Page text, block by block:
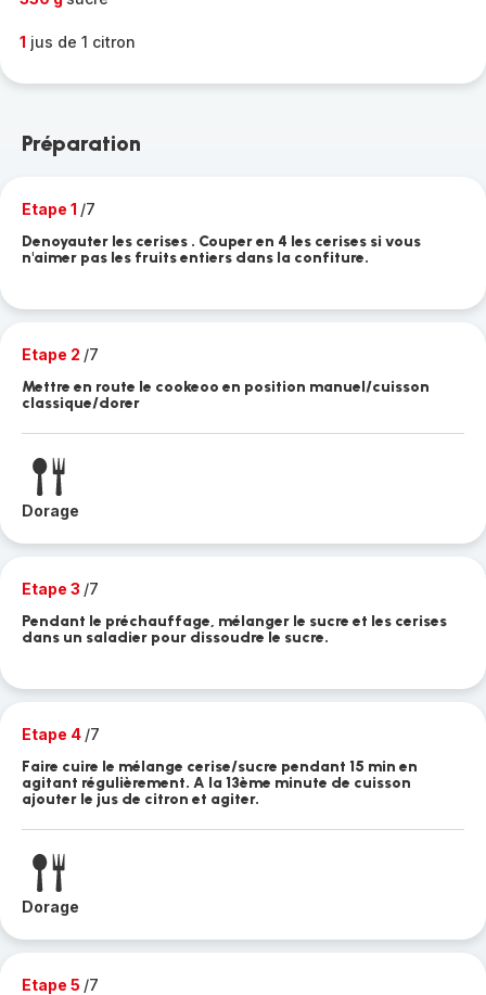
1 jus de 1 citron
Préparation
Etape 1 /7
Denoyauter les cerises . Couper en 4 les cerises si vous
n'aimer pas les fruits entiers dans la confiture.
Etape 2 /7
Mettre en route le cookeoo en position manuel/cuisson
classique/dorer
Dorage
Etape 3 /7
Pendant le préchauffage, mélanger le sucre et les cerises
dans un saladier pour dissoudre le sucre.
Etape 4 /7
Faire cuire le mélange cerise/sucre pendant 15 min en
agitant régulièrement. A la 13ème minute de cuisson
ajouter le jus de citron et agiter.
Dorage
Etape 5 /7